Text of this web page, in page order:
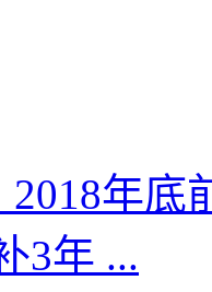
年底
3年 ...